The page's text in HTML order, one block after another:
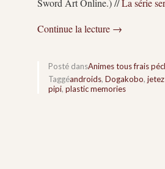
Sword Art Online.) //La série
Continue la lecture →
Posté dansAnimes tous frais
Taggéandroids, Dogakobo,
pipi, plastic memories